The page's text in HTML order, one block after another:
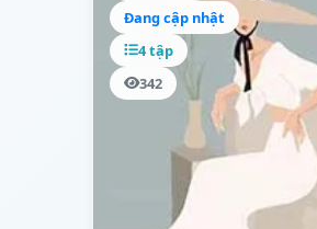
Đang cập nhật
4 tập
342